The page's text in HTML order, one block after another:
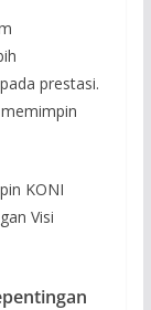
prestasi.
KONI
Visi